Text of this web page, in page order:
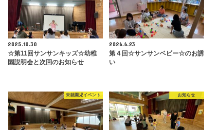
2025.10.30
☆第11回サンサンキッズ☆幼稚
園説明会と次回のお知らせ
2026.6.23
第４回☆サンサンベビー☆のお誘
い
未就園児イベント お知らせ